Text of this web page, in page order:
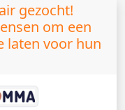
gezocht!
om een
laten voor hun